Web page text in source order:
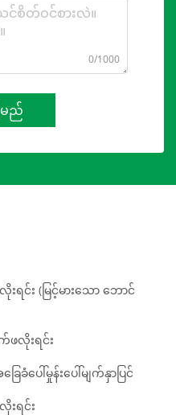
0/1000
မည်
း (မြင့်မားသော ဘောင်
လိုးရင်း
ပေါ်မှုန်းပေါ်မျက်နှာပြင်
ရင်း